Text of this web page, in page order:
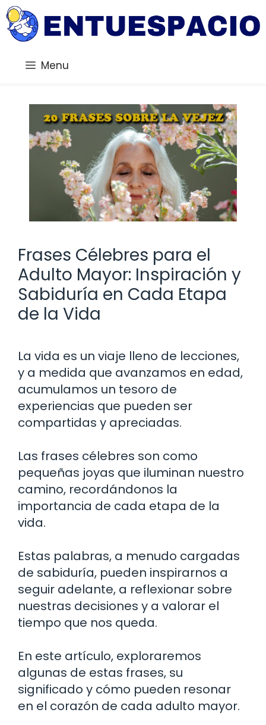
Saltar
al
contenido
Menu
Frases Célebres para el
Adulto Mayor: Inspiración y
Sabiduría en Cada Etapa
de la Vida
La vida es un viaje lleno de lecciones,
y a medida que avanzamos en edad,
acumulamos un tesoro de
experiencias que pueden ser
compartidas y apreciadas.
Las frases célebres son como
pequeñas joyas que iluminan nuestro
camino, recordándonos la
importancia de cada etapa de la
vida.
Estas palabras, a menudo cargadas
de sabiduría, pueden inspirarnos a
seguir adelante, a reflexionar sobre
nuestras decisiones y a valorar el
tiempo que nos queda.
En este artículo, exploraremos
algunas de estas frases, su
significado y cómo pueden resonar
en el corazón de cada adulto mayor.